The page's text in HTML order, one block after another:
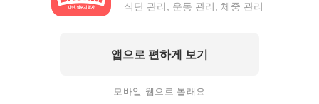
안 난다면? 9Kg 감량한 그녀처
로 빼는 데 1달 걸려! 폭풍감량
식단 관리, 운동 관리, 체중 관리
앱으로 편하게 보기
모바일 웹으로 볼래요